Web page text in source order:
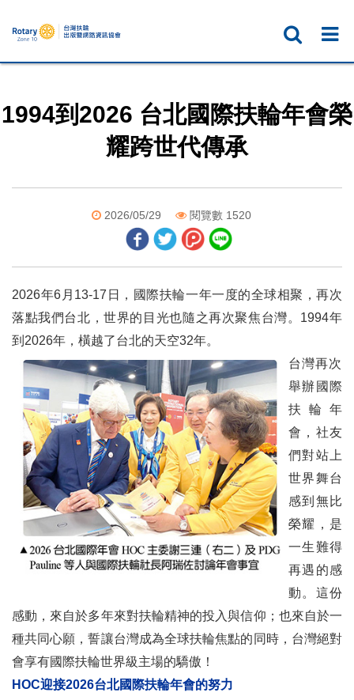
1994到2026 台北國際扶輪年會榮
耀跨世代傳承
2026/05/29 閱覽數 1520
2026年6月13-17日，國際扶輪一年一度的全球相聚，再次
落點我們台北，世界的目光也隨之再次聚焦台灣。1994年
到2026年，橫越了台北的天空32年。
台灣再次
舉辦國際
扶輪年
會，社友
們對站上
世界舞台
感到無比
榮耀，是
一生難得
再遇的感
動。這份
感動，來自於多年來對扶輪精神的投入與信仰；也來自於一
種共同心願，誓讓台灣成為全球扶輪焦點的同時，台灣絕對
會享有國際扶輪世界級主場的驕傲！
HOC迎接2026台北國際扶輪年會的努力